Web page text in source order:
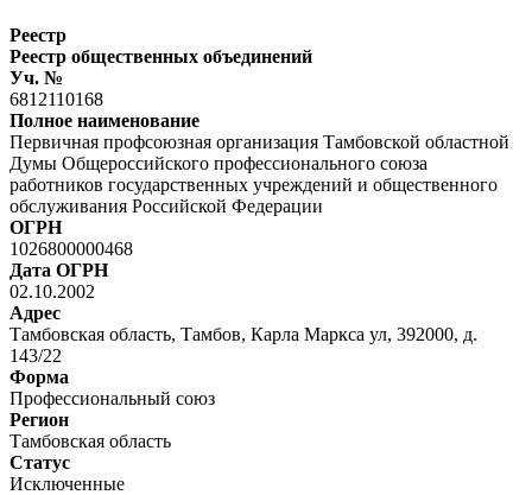
Реестр
Реестр общественных объединений
Уч. №
6812110168
Полное наименование
Первичная профсоюзная организация Тамбовской областной
Думы Общероссийского профессионального союза
работников государственных учреждений и общественного
обслуживания Российской Федерации
ОГРН
1026800000468
Дата ОГРН
02.10.2002
Адрес
Тамбовская область, Тамбов, Карла Маркса ул, 392000, д.
143/22
Форма
Профессиональный союз
Регион
Тамбовская область
Статус
Исключенные